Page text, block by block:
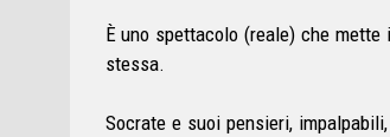
È uno spettacolo (reale) che
stessa.
Socrate e suoi pensieri,